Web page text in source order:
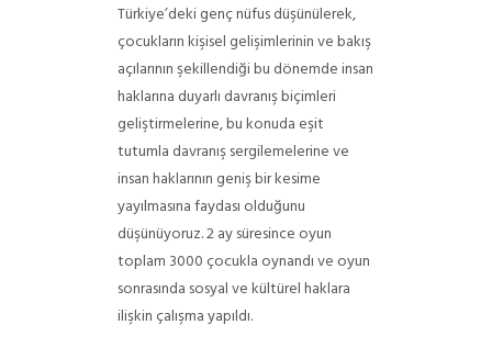
Türkiye’deki genç nüfus düşünülerek,
çocukların kişisel gelişimlerinin ve bakış
açılarının şekillendiği bu dönemde insan
haklarına duyarlı davranış biçimleri
geliştirmelerine, bu konuda eşit
tutumla davranış sergilemelerine ve
insan haklarının geniş bir kesime
yayılmasına faydası olduğunu
düşünüyoruz. 2 ay süresince oyun
toplam 3000 çocukla oynandı ve oyun
sonrasında sosyal ve kültürel haklara
ilişkin çalışma yapıldı.